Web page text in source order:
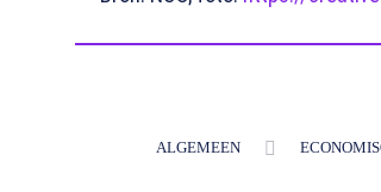
ALGEMEEN